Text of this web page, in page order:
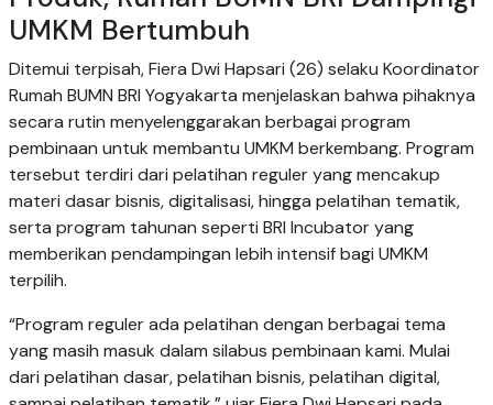
UMKM Bertumbuh
Ditemui terpisah, Fiera Dwi Hapsari (26) selaku Koordinator
Rumah BUMN BRI Yogyakarta menjelaskan bahwa pihaknya
secara rutin menyelenggarakan berbagai program
pembinaan untuk membantu UMKM berkembang. Program
tersebut terdiri dari pelatihan reguler yang mencakup
materi dasar bisnis, digitalisasi, hingga pelatihan tematik,
serta program tahunan seperti BRI Incubator yang
memberikan pendampingan lebih intensif bagi UMKM
terpilih.
“Program reguler ada pelatihan dengan berbagai tema
yang masih masuk dalam silabus pembinaan kami. Mulai
dari pelatihan dasar, pelatihan bisnis, pelatihan digital,